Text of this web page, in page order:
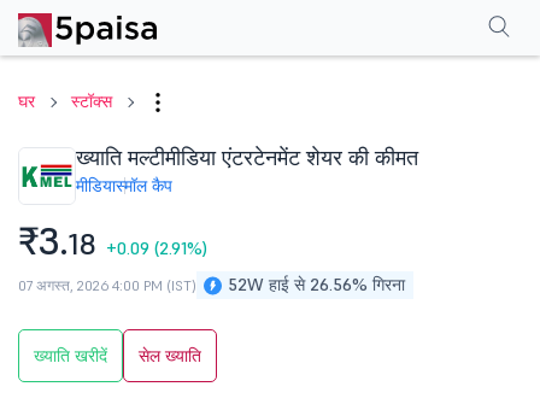
घर स्टॉक्स
ख्याति मल्टीमीडिया एंटरटेनमेंट शेयर की कीमत
मीडियास्मॉल कैप
₹3.18 +0.09 (2.91%)
52W हाई से 26.56% गिरना
07 अगस्त, 2026 4:00 PM (IST)
ख्याति खरीदें सेल ख्याति
परफॉर्मेंसफाइनेंशियल्स सामान्य प्रश्न